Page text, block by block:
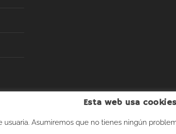
Nuestros contenidos son Creative
Esta web usa cookies
Asumiremos que no tienes ningún